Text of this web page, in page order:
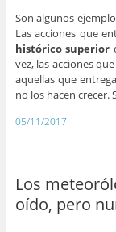
Son algunos
Las acciones que
histórico superior
vez, las acciones
aquellas que
no los hacen crecer.
05/11/2017
Los
oído, pero